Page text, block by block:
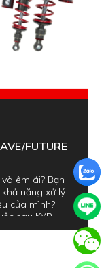
FUTURE
êm ái? Bạn
năng xử lý
của mình?
sau KYB
đỏ/đen, thuộc